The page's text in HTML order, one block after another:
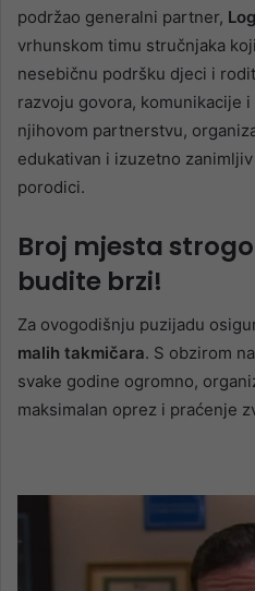
podržao generalni partner,
vrhunskom timu stručnjaka
nesebičnu podršku djeci i
razvoju govora, komunikacije
njihovom partnerstvu,
edukativan i izuzetno
porodici.
Broj mjesta
budite brzi!
Za ovogodišnju puzijadu
malih takmičara. S obzirom
svake godine ogromno,
maksimalan oprez i praćenje